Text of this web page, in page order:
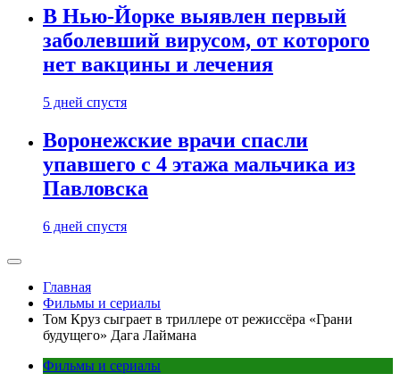
В Нью-Йорке выявлен первый
заболевший вирусом, от которого
нет вакцины и лечения
5 дней спустя
Воронежские врачи спасли
упавшего с 4 этажа мальчика из
Павловска
6 дней спустя
Главная
Фильмы и сериалы
Том Круз сыграет в триллере от режиссёра «Грани
будущего» Дага Лаймана
Фильмы и сериалы